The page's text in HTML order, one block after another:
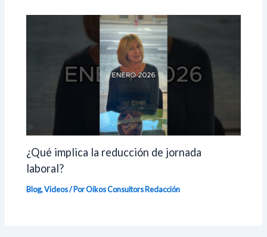
¿Qué implica la reducción de jornada
laboral?
Blog,Videos/ Por Oikos ConsultorsRedacción